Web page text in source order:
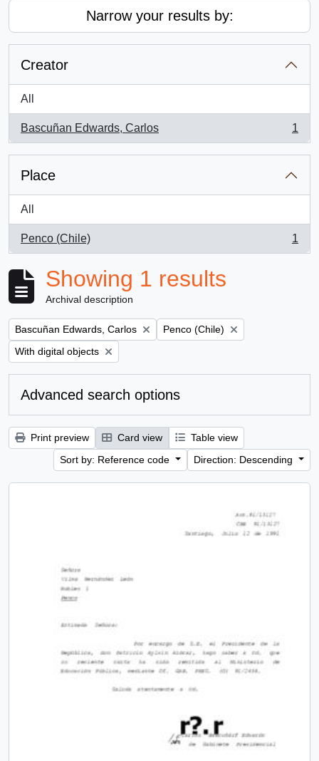
Narrow your results by:
Creator
All
Bascuñan Edwards, Carlos
, 1 results
1
Place
All
Penco (Chile)
, 1 results
1
Showing 1 results
Archival description
Remove filter:
Bascuñan Edwards, Carlos Remove filter:
Penco (Chile)
Remove filter:
With digital objects
Advanced search options
Print preview Card view
Table view
Sort by: Reference code
Direction: Descending